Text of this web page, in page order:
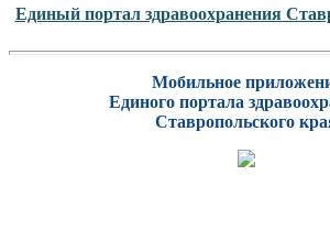
Единый портал здравоохранения
Мобильное
Единого портала
Ставропольского